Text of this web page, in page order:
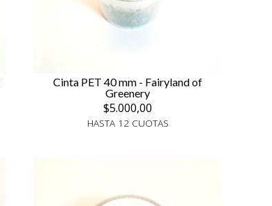
Cinta PET 40 mm - Fairyland of
Greenery
$5.000,00
HASTA 12 CUOTAS